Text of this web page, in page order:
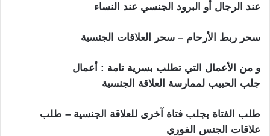
عند الرجال أو البرود الجنسي عند النساء
سحر ربط الأرحام – سحر العلاقات الجنسية
و من الأعمال التي تطلب بسرية تامة : أعمال
جلب الحبيب لممارسة العلاقة الجنسية
طلب الفتاة بجلب فتاة آخرى للعلاقة الجنسية – طلب
علاقات الجنس الفوري